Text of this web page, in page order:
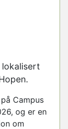
lokalisert
Campus
og er en
om